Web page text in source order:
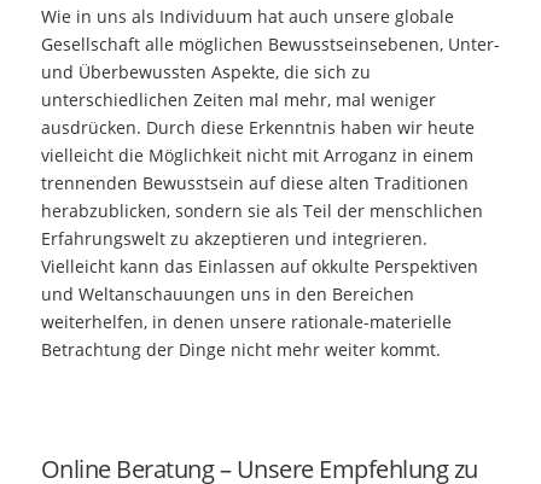
Wie in uns als Individuum hat auch unsere globale
Gesellschaft alle möglichen Bewusstseinsebenen, Unter-
und Überbewussten Aspekte, die sich zu
unterschiedlichen Zeiten mal mehr, mal weniger
ausdrücken. Durch diese Erkenntnis haben wir heute
vielleicht die Möglichkeit nicht mit Arroganz in einem
trennenden Bewusstsein auf diese alten Traditionen
herabzublicken, sondern sie als Teil der menschlichen
Erfahrungswelt zu akzeptieren und integrieren.
Vielleicht kann das Einlassen auf okkulte Perspektiven
und Weltanschauungen uns in den Bereichen
weiterhelfen, in denen unsere rationale-materielle
Betrachtung der Dinge nicht mehr weiter kommt.
Online Beratung – Unsere Empfehlung zu